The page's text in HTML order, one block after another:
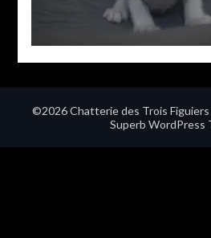
©2026 Chatterie des Trois Figuiers
Superb WordPress